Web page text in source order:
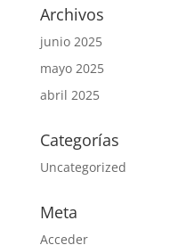
Archivos
junio 2025
mayo 2025
abril 2025
Categorías
Uncategorized
Meta
Acceder